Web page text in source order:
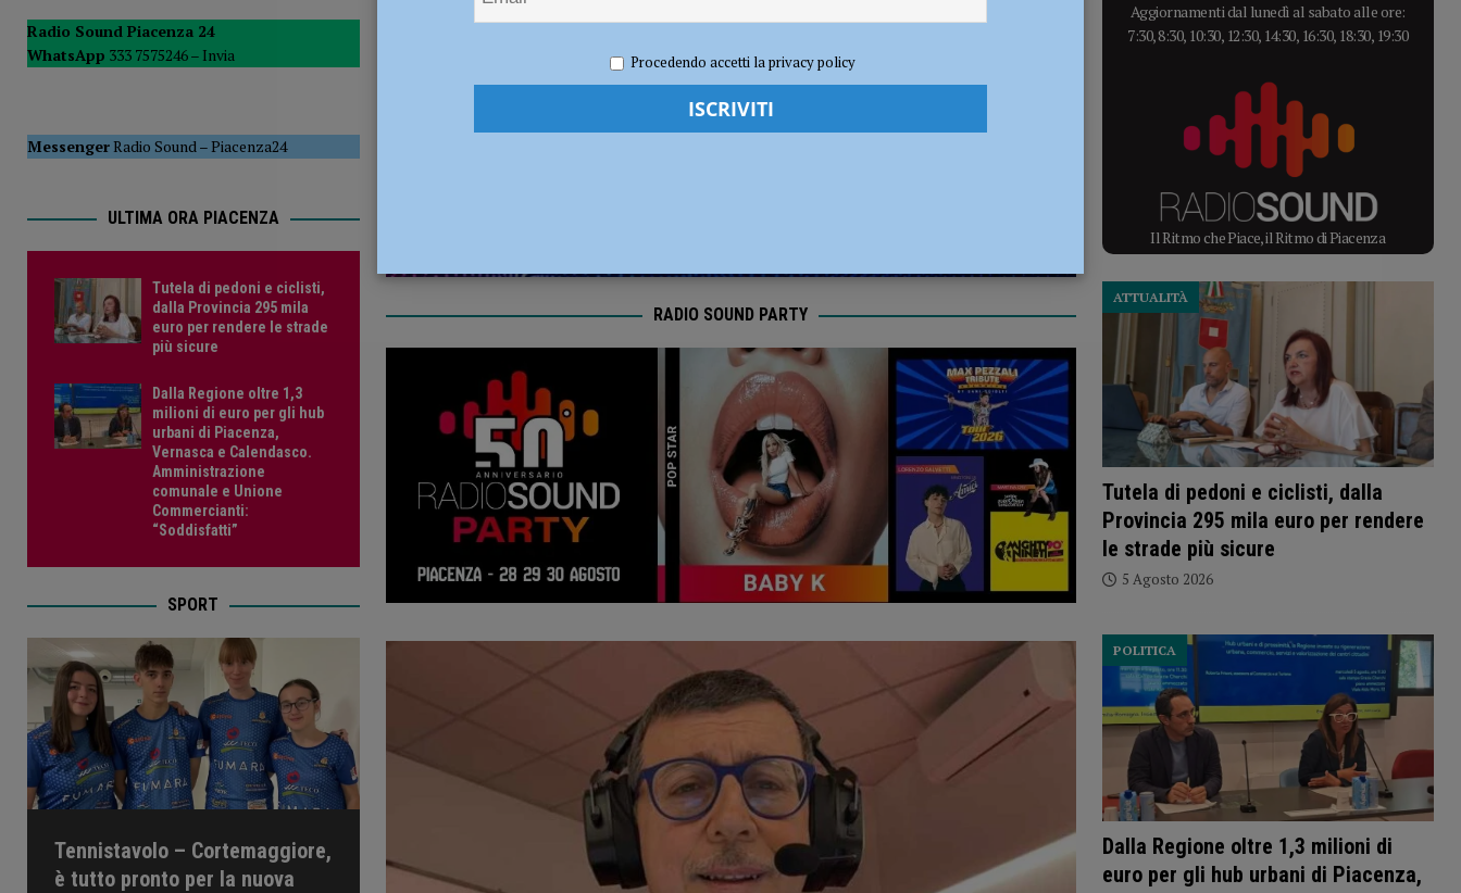
POLITICA
[ 5 Agosto 2026 ] Caldo estremo e asili nido, Tagliaferri (FdI): “Verificare subito la situazione nella provincia di Piacenza”
Carlofilippo Vardelli Calcio, Notizie,Piacenza calcio
RADIO SOUND PARTY
Radio Sound Piacenza 24
WhatsApp 333 7575246 – Invia
MessengerRadio Sound–Piacenza24
ULTIMA ORA PIACENZA
Tutela di pedoni e ciclisti,
dalla Provincia 295 mila
euro per rendere le strade
più sicure
Dalla Regione oltre 1,3
milioni di euro per gli hub
urbani di Piacenza,
Vernasca e Calendasco.
Amministrazione
comunale e Unione
Commercianti:
“Soddisfatti”
SPORT
Tennistavolo – Cortemaggiore,
è tutto pronto per la nuova
Aggiornamenti dal lunedì al sabato alle ore:
7:30, 8:30, 10:30, 12:30, 14:30, 16:30, 18:30, 19:30
Il Ritmo che Piace, il Ritmo di Piacenza
Tutela di pedoni e ciclisti, dalla
Provincia 295 mila euro per rendere
le strade più sicure
ATTUALITÀ
5 Agosto 2026
Dalla Regione oltre 1,3 milioni di
euro per gli hub urbani di Piacenza,
POLITICA
Procedendo accetti la privacy policy